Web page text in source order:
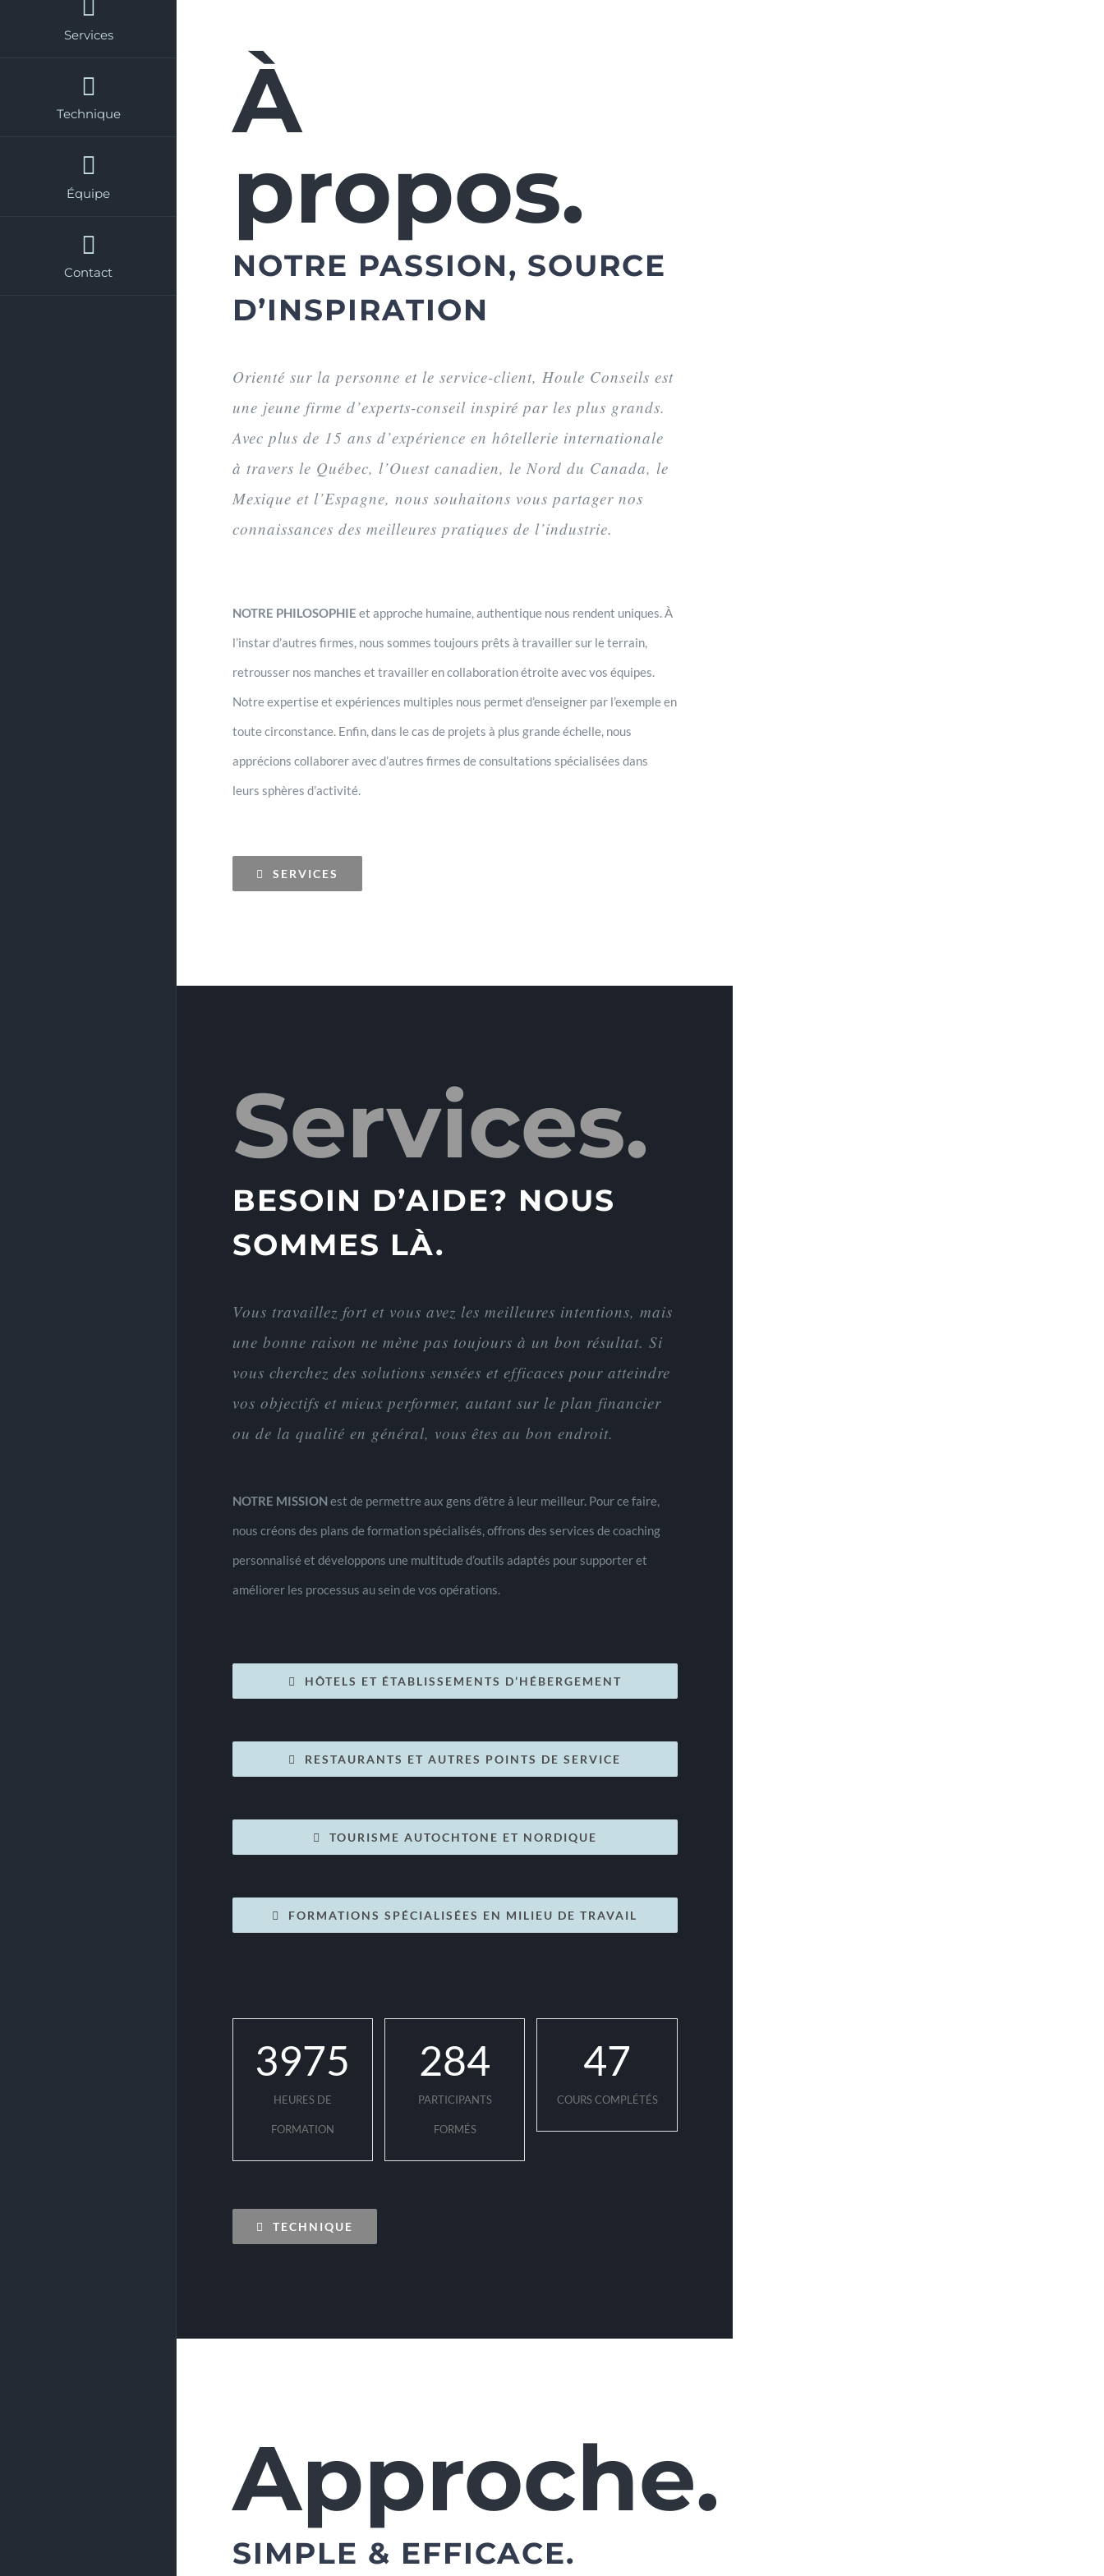
Services
Technique
Équipe
Contact
À
propos.
NOTRE PASSION, SOURCE
D’INSPIRATION
Orienté sur la personne et le service-client, Houle Conseils est
une jeune firme d’experts-conseil inspiré par les plus grands.
Avec plus de 15 ans d’expérience en hôtellerie internationale
à travers le Québec, l’Ouest canadien, le Nord du Canada, le
Mexique et l’Espagne, nous souhaitons vous partager nos
connaissances des meilleures pratiques de l’industrie.
NOTRE PHILOSOPHIE et approche humaine, authentique nous rendent uniques. À
l’instar d’autres firmes, nous sommes toujours prêts à travailler sur le terrain,
retrousser nos manches et travailler en collaboration étroite avec vos équipes.
Notre expertise et expériences multiples nous permet d’enseigner par l’exemple en
toute circonstance. Enfin, dans le cas de projets à plus grande échelle, nous
apprécions collaborer avec d’autres firmes de consultations spécialisées dans
leurs sphères d’activité.
SERVICES
Services.
BESOIN D’AIDE? NOUS
SOMMES LÀ.
Vous travaillez fort et vous avez les meilleures intentions, mais
une bonne raison ne mène pas toujours à un bon résultat. Si
vous cherchez des solutions sensées et efficaces pour atteindre
vos objectifs et mieux performer, autant sur le plan financier
ou de la qualité en général, vous êtes au bon endroit.
NOTRE MISSIONest de permettre aux gens d’être à leur meilleur. Pour ce faire,
nous créons des plans de formation spécialisés, offrons des services de coaching
personnalisé et développons une multitude d’outils adaptés pour supporter et
améliorer les processus au sein de vos opérations.
HÔTELS ET ÉTABLISSEMENTS D’HÉBERGEMENT
RESTAURANTS ET AUTRES POINTS DE SERVICE
TOURISME AUTOCHTONE ET NORDIQUE
FORMATIONS SPÉCIALISÉES EN MILIEU DE TRAVAIL
3975
HEURES DE
FORMATION
284
PARTICIPANTS
FORMÉS
47
COURS COMPLÉTÉS
TECHNIQUE
Approche.
SIMPLE & EFFICACE.